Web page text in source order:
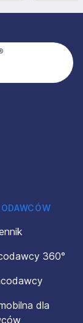
360°
dla